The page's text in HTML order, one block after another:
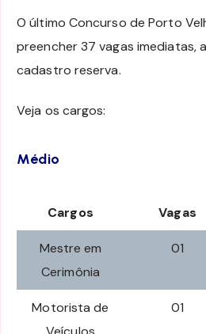
O último Concurso de Porto
preencher 37 vagas imediatas,
cadastro reserva.
Veja os cargos:
Médio
Cargos Vagas
Mestre em
Cerimônia
01
Motorista de
01